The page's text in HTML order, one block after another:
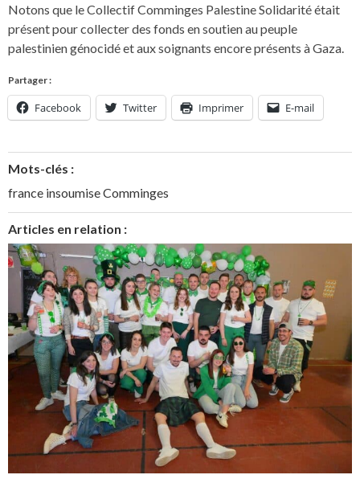
Notons que le Collectif Comminges Palestine Solidarité était
présent pour collecter des fonds en soutien au peuple
palestinien génocidé et aux soignants encore présents à Gaza.
Partager :
Facebook Twitter Imprimer E-mail
Mots-clés :
france insoumise Comminges
Articles en relation :